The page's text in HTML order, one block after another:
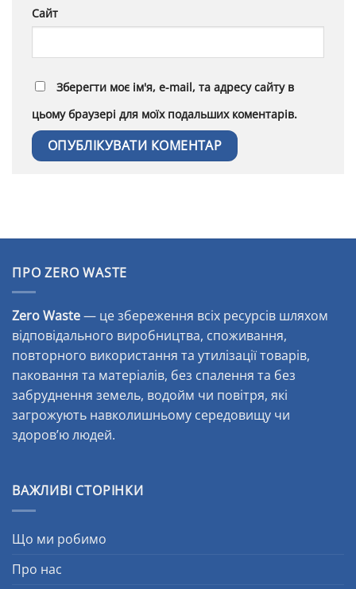
Сайт
Зберегти моє ім'я, e-mail, та адресу сайту в
цьому браузері для моїх подальших коментарів.
ПРО ZERO WASTE
Zero Waste— це збереження всіх ресурсів шляхом
відповідального виробництва, споживання,
повторного використання та утилізації товарів,
паковання та матеріалів, без спалення та без
забруднення земель, водойм чи повітря, які
загрожують навколишньому середовищу чи
здоров’ю людей.
ВАЖЛИВІ СТОРІНКИ
Що ми робимо
Про нас